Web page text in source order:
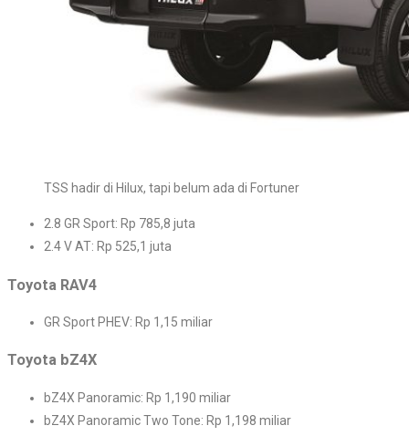
TSS hadir di Hilux, tapi belum ada di Fortuner
2.8 GR Sport: Rp 785,8 juta
2.4 V AT: Rp 525,1 juta
Toyota RAV4
GR Sport PHEV: Rp 1,15 miliar
Toyota bZ4X
bZ4X Panoramic: Rp 1,190 miliar
bZ4X Panoramic Two Tone: Rp 1,198 miliar